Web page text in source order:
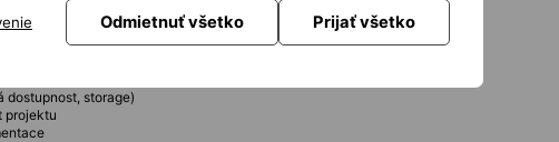
na Hyper-V
File Services apod.)
dostupnost, storage)
projektu
Odmietnuť všetko Prijať všetko